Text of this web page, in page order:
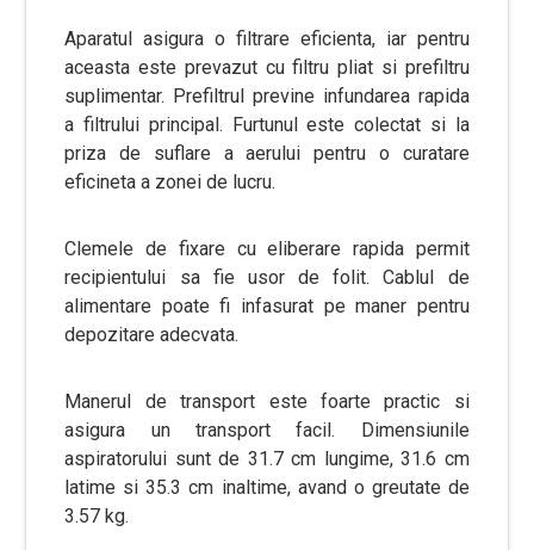
Aparatul asigura o filtrare eficienta, iar pentru
aceasta este prevazut cu filtru pliat si prefiltru
suplimentar. Prefiltrul previne infundarea rapida
a filtrului principal. Furtunul este colectat si la
priza de suflare a aerului pentru o curatare
eficineta a zonei de lucru.
Clemele de fixare cu eliberare rapida permit
recipientului sa fie usor de folit. Cablul de
alimentare poate fi infasurat pe maner pentru
depozitare adecvata.
Manerul de transport este foarte practic si
asigura un transport facil. Dimensiunile
aspiratorului sunt de 31.7 cm lungime, 31.6 cm
latime si 35.3 cm inaltime, avand o greutate de
3.57 kg.